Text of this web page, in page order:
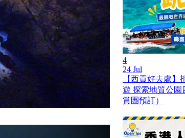
4
24 Jul
【西貢好去處】
遊 探索地質公園
賞團預訂）